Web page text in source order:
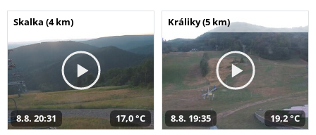
Skalka (4 km)
8.8. 20:31 17,0 °C
Králiky (5 km)
8.8. 19:35 19,2 °C